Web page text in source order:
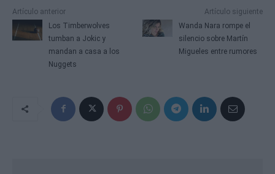
Artículo anterior
Los Timberwolves
tumban a Jokic y
mandan a casa a los
Nuggets
Artículo siguiente
Wanda Nara rompe el
silencio sobre Martín
Migueles entre rumores